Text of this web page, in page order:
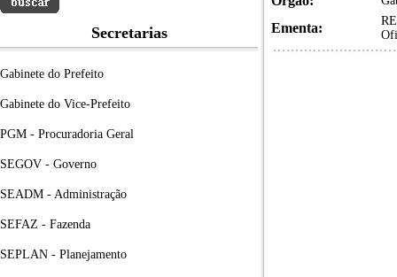
Secretarias
Gabinete do Prefeito
Gabinete do Vice-Prefeito
PGM - Procuradoria Geral
SEGOV - Governo
SEADM - Administração
SEFAZ - Fazenda
SEPLAN - Planejamento
Ementa: